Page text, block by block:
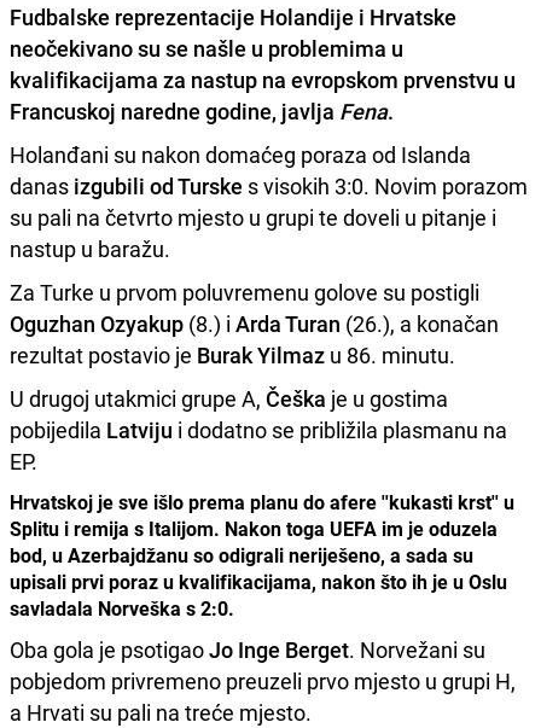
Fudbalske reprezentacije Holandije i Hrvatske
neočekivano su se našle u problemima u
kvalifikacijama za nastup na evropskom prvenstvu u
Francuskoj naredne godine, javlja Fena.
Holanđani su nakon domaćeg poraza od Islanda
danas izgubili od Turske s visokih 3:0. Novim porazom
su pali na četvrto mjesto u grupi te doveli u pitanje i
nastup u baražu.
Za Turke u prvom poluvremenu golove su postigli
Oguzhan Ozyakup (8.) i Arda Turan (26.), a konačan
rezultat postavio je Burak Yilmaz u 86. minutu.
U drugoj utakmici grupe A, Češka je u gostima
pobijedila Latviju i dodatno se približila plasmanu na
EP.
Hrvatskoj je sve išlo prema planu do afere ''kukasti krst'' u
Splitu i remija s Italijom. Nakon toga UEFA im je oduzela
bod, u Azerbajdžanu so odigrali neriješeno, a sada su
upisali prvi poraz u kvalifikacijama, nakon što ih je u Oslu
savladala Norveška s 2:0.
Oba gola je psotigaoJo Inge Berget. Norvežani su
pobjedom privremeno preuzeli prvo mjesto u grupi H,
a Hrvati su pali na treće mjesto.